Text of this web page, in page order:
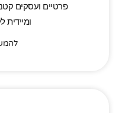
פרטיים ועסקים
ומיידית